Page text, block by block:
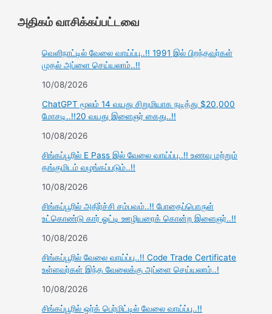
அதிகம் வாசிக்கப்பட்டவை
வெளிநாட்டில் வேலை வாய்ப்பு..!! 1991 இல் பிறந்தவர்கள்
முதல் அப்ளை செய்யலாம்..!!
10/08/2026
ChatGPT மூலம் 14 வயது சிறுமியாக நடித்து $20,000
மோசடி..!!20 வயது இளைஞர் கைது..!!
10/08/2026
சிங்கப்பூரில் E Pass இல் வேலை வாய்ப்பு..!! உணவு மற்றும்
தங்குமிடம் வழங்கப்படும்..!!
10/08/2026
சிங்கப்பூரில் அதிர்ச்சி சம்பவம்..!! போதைப்பொருள்
உட்கொண்டு கார் ஓட்டி ஊழியரைக் கொன்ற இளைஞர்..!!
10/08/2026
சிங்கப்பூரில் வேலை வாய்ப்பு..!! Code Trade Certificate
உள்ளவர்கள் இந்த வேலைக்கு அப்ளை செய்யலாம்..!
10/08/2026
சிங்கப்பூரில் ஒர்க் பெர்மிட்டில் வேலை வாய்ப்பு..!!